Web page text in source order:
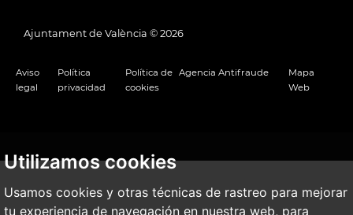
Utilizamos cookies
Usamos cookies y otras técnicas de rastreo para mejorar
tu experiencia de navegación en nuestra web, para
Ajuntament de València © 2026
Aviso
legal
Política
privacidad
Política de
cookies
Agencia Antifraude
Mapa
Web